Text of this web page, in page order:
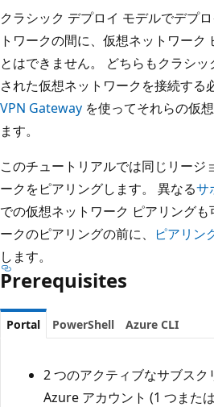
クラシック デプロイ モデルでデプ
トワークの間に、仮想ネットワーク
とはできません。 どちらもクラシ
された仮想ネットワークを接続す
VPN Gateway を使ってそれらの仮
ます。
このチュートリアルでは同じリージ
ークをピアリングします。 異なるサ
での仮想ネットワーク ピアリング
ークのピアリングの前に、
ピアリン
します。
Prerequisites
Portal PowerShell Azure CLI
2 つのアクティブなサブスク
Azure アカウント (1 つまた